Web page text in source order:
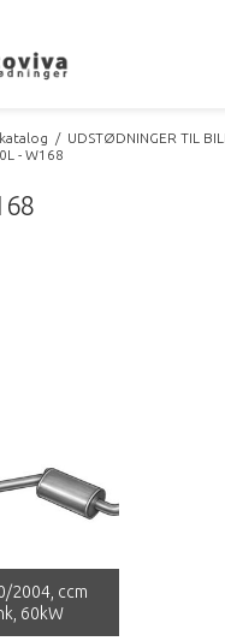
/ UDSTØDNINGER TIL
- W168
2004, ccm
60kW